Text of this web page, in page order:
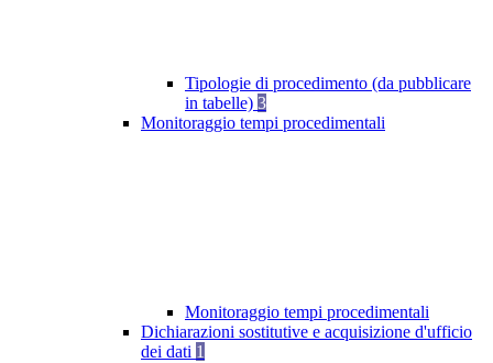
Tipologie di procedimento (da pubblicare
in tabelle) 3
Monitoraggio tempi procedimentali
Monitoraggio tempi procedimentali
Dichiarazioni sostitutive e acquisizione d'ufficio
dei dati 1